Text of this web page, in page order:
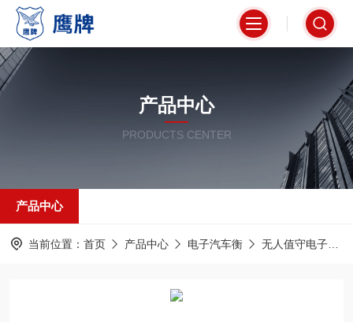
产品中心
PRODUCTS CENTER
产品中心
当前位置： 首页 产品中心 电子汽车衡 无人值守电子汽车衡